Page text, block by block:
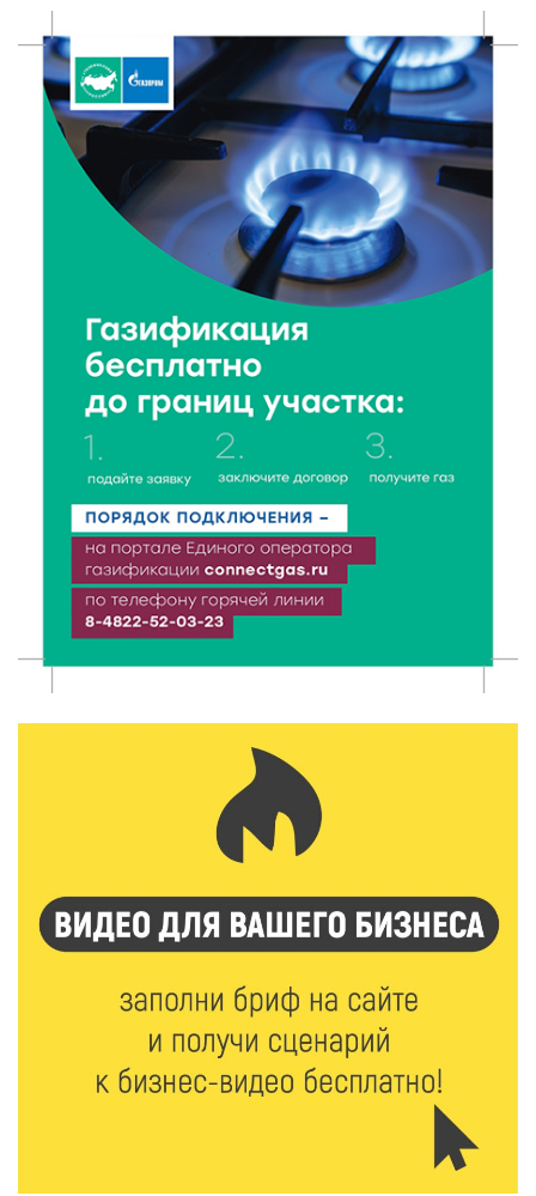
435
Тверские пенсионеры скажут «спасибо» интернету
9 Авг 2026 09:19 114
Виталий Королев поблагодарил волонтёров-
медиков за их добрые сердца
350
В Твери росгвардейцы отметили День
физкультурника турниром по настольному теннису
8 Авг 2026 19:37 430
Когда тренироваться в жару: тренер дал чёткие
рекомендации по безопасным занятиям на улице
8 Авг 2026 18:37 361
Дороги становятся лучше: в Калининском округе
продолжается масштабный ремонт
8 Авг 2026 17:37 679
вакцинация новорождённых
624
Виталий Королев поздравил ветерана из Твери со
8 Авг 2026 16:37 426
20 гектаров под борщевиком: в Вышневолоцком
округе выявили нарушения на сельхозучастке
8 Авг 2026 15:37 372
Светофор, ЮИДовцы и ГИБДД: в Ржевском округе